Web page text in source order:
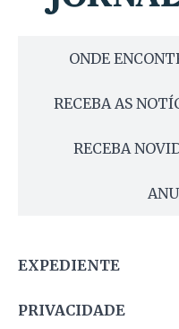
ONDE
RECEBA AS
RECEBA
EXPEDIENTE
PRIVACIDADE